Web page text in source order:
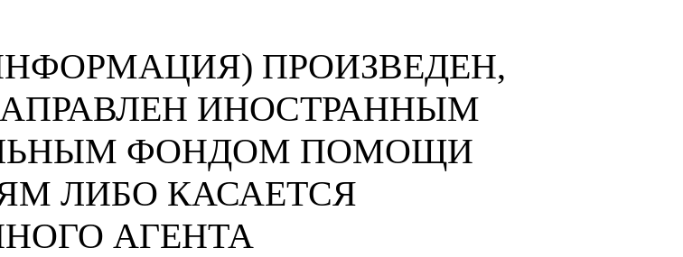
ПРОИЗВЕДЕН,
ИНОСТРАННЫМ
ФОНДОМ ПОМОЩИ
ЛИБО КАСАЕТСЯ
АГЕНТА